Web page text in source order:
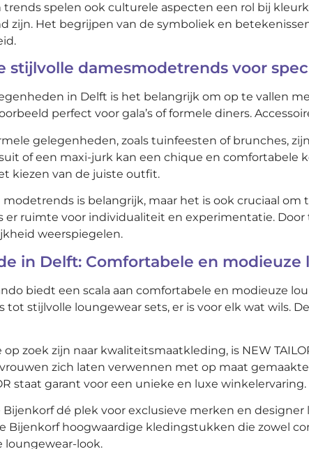
trends spelen ook culturele aspecten een rol bij
zijn. Het begrijpen van de symboliek en
stijlvolle damesmodetrends voor
in Delft is het belangrijk om op te vallen
perfect voor gala’s of formele diners.
gelegenheden, zoals tuinfeesten of brunches,
of een maxi-jurk kan een chique en comfortabele
kiezen van de juiste outfit.
is belangrijk, maar het is ook cruciaal
er ruimte voor individualiteit en experimentatie.
weerspiegelen.
in Delft: Comfortabele en
biedt een scala aan comfortabele en modieuze
tot stijlvolle loungewear sets, er is voor elk wat wils.
op zoek zijn naar kwaliteitsmaatkleding, is NEW
zich laten verwennen met op maat
staat garant voor een unieke en luxe winkelervaring.
Bijenkorf dé plek voor exclusieve merken en
Bijenkorf hoogwaardige kledingstukken die zowel
loungewear-look.